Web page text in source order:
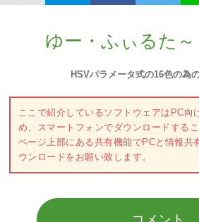
ゆー・ふぃるた
HSVパラメータ式の16色の為
ここで紹介しているソフトウェアはPC向
め、スマートフォンでダウンロードするこ
ページ上部にある共有機能でPCと情報共
ウンロードをお願い致します。